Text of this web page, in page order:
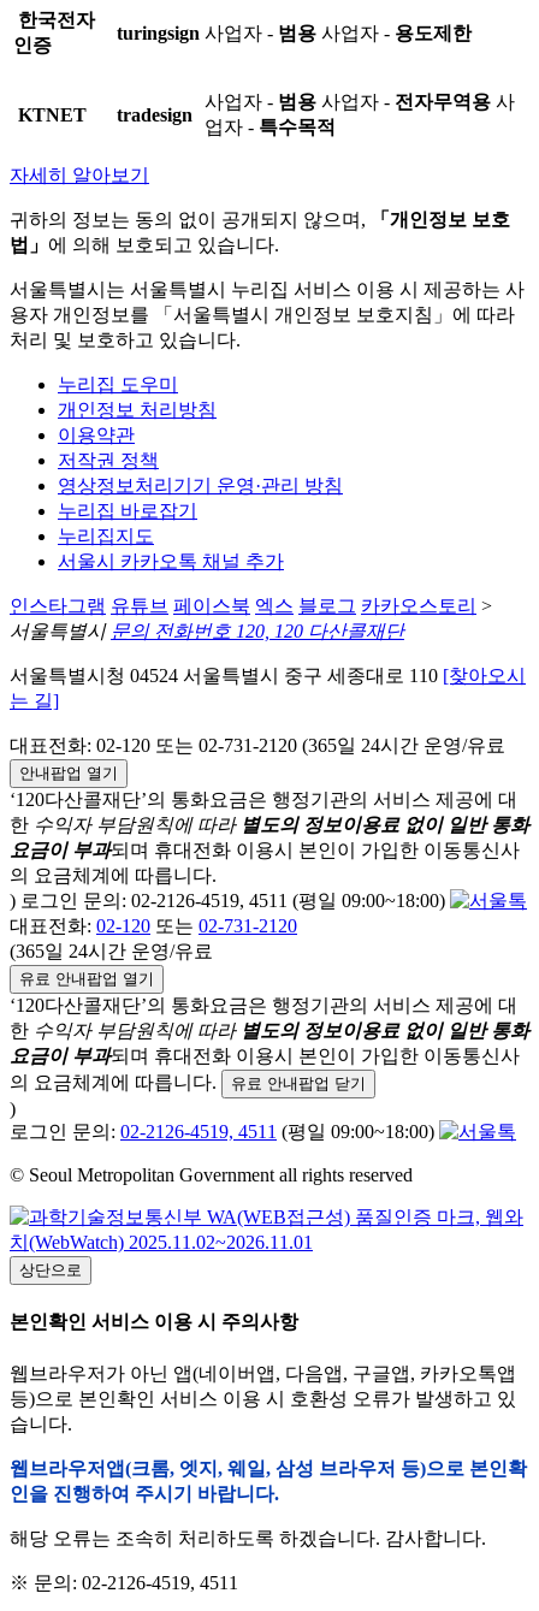
한국전자
인증
turingsign 사업자 - 범용 사업자 - 용도제한
KTNET tradesign
사업자 - 범용 사업자 - 전자무역용 사
업자 - 특수목적
자세히 알아보기
귀하의 정보는 동의 없이 공개되지 않으며,
「개인정보 보호
법」 에 의해 보호되고 있습니다.
서울특별시는 서울특별시 누리집 서비스 이용 시 제공하는 사
용자 개인정보를 「서울특별시 개인정보 보호지침」에 따라
처리 및 보호하고 있습니다.
누리집 도우미
개인정보 처리방침
이용약관
저작권 정책
영상정보처리기기 운영·관리 방침
누리집 바로잡기
누리집지도
서울시 카카오톡 채널 추가
인스타그램 유튜브 페이스북 엑스 블로그 카카오스토리 >
서울특별시 문의 전화번호 120, 120 다산콜재단
서울특별시청 04524 서울특별시 중구 세종대로 110 [찾아오시
는 길]
대표전화: 02-120 또는 02-731-2120 (365일 24시간 운영/유료
안내팝업 열기
‘120다산콜재단’의 통화요금은 행정기관의 서비스 제공에 대
한 수익자 부담원칙에 따라 별도의 정보이용료 없이 일반 통화
요금이 부과되며 휴대전화 이용시 본인이 가입한 이동통신사
의 요금체계에 따릅니다.
) 로그인 문의: 02-2126-4519, 4511 (평일 09:00~18:00)
대표전화: 02-120 또는 02-731-2120
(365일 24시간 운영/유료
유료 안내팝업 열기
‘120다산콜재단’의 통화요금은 행정기관의 서비스 제공에 대
한 수익자 부담원칙에 따라 별도의 정보이용료 없이 일반 통화
요금이 부과되며 휴대전화 이용시 본인이 가입한 이동통신사
의 요금체계에 따릅니다.
유료 안내팝업 닫기
)
로그인 문의: 02-2126-4519, 4511 (평일 09:00~18:00)
© Seoul Metropolitan Government all rights reserved
상단으로
본인확인 서비스 이용 시 주의사항
웹브라우저가 아닌 앱(네이버앱, 다음앱, 구글앱, 카카오톡앱
등)으로 본인확인 서비스 이용 시 호환성 오류가 발생하고 있
습니다.
웹브라우저앱(크롬, 엣지, 웨일, 삼성 브라우저 등)으로 본인확
인을 진행하여 주시기 바랍니다.
해당 오류는 조속히 처리하도록 하겠습니다. 감사합니다.
※ 문의: 02-2126-4519, 4511